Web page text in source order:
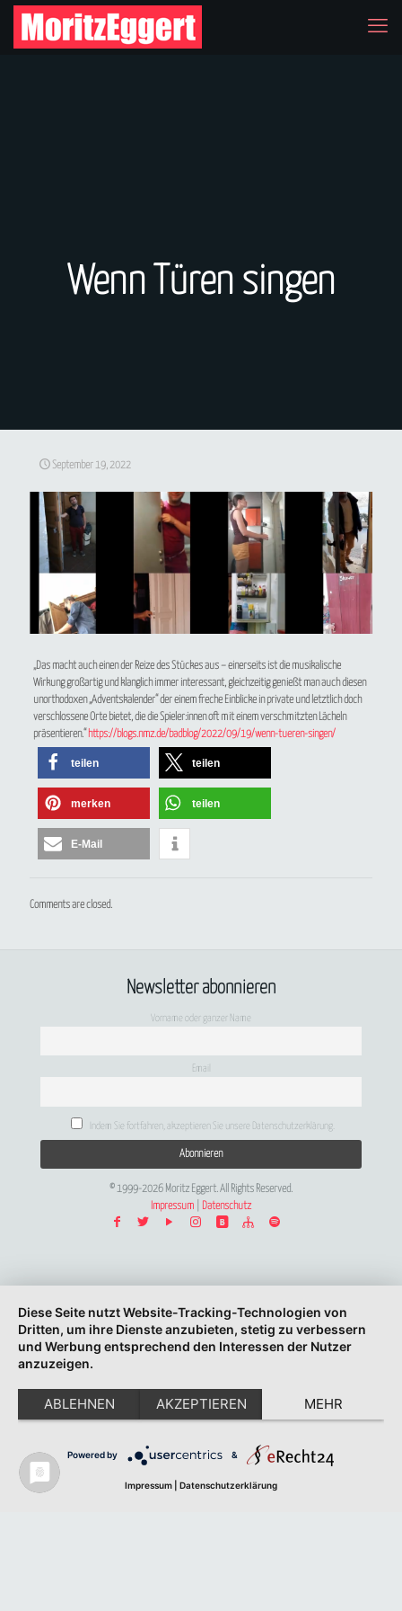
Wenn Türen singen
September 19, 2022
„Das macht auch einen der Reize des Stückes aus – einerseits ist die musikalische
Wirkung großartig und klanglich immer interessant, gleichzeitig genießt man auch diesen
unorthodoxen „Adventskalender“ der einem freche Einblicke in private und letztlich doch
verschlossene Orte bietet, die die Spieler:innen oft mit einem verschmitzten Lächeln
präsentieren.“ https://blogs.nmz.de/badblog/2022/09/19/wenn-tueren-singen/
teilen teilen
merken teilen
E-Mail
Comments are closed.
Newsletter abonnieren
Vorname oder ganzer Name
Email
Indem Sie fortfahren, akzeptieren Sie unsere Datenschutzerklärung.
© 1999-2026 Moritz Eggert. All Rights Reserved.
Impressum
Datenschutz
Diese Seite nutzt Website-Tracking-Technologien von
Dritten, um ihre Dienste anzubieten, stetig zu verbessern
und Werbung entsprechend den Interessen der Nutzer
anzuzeigen.
ABLEHNEN AKZEPTIEREN MEHR
Powered by &
Impressum Datenschutzerklärung